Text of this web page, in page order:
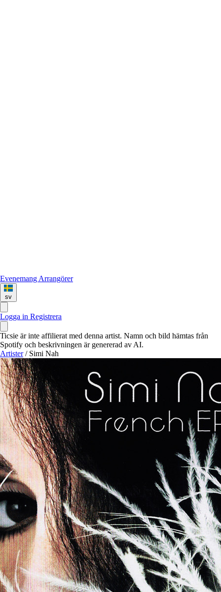
Evenemang Arrangörer
sv
Logga in Registrera
Ticsie är inte affilierat med denna artist. Namn och bild hämtas från
Spotify och beskrivningen är genererad av AI.
Artister / Simi Nah